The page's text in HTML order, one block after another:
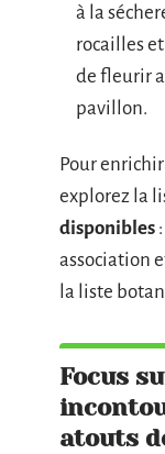
à la
rocailles
de fleurir
pavillon.
Pour
explorez la
disponibles
association
la liste
Focus
atouts